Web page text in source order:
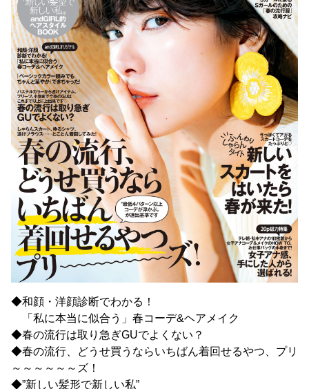
◆和顔・洋顔診断でわかる！
「私に本当に似合う」春コーデ&ヘアメイク
◆春の流行は取り急ぎGUでよくない？
◆春の流行、どうせ買うならいちばん着回せるやつ、プリ
～～～～～～ズ！
◆”新しい髪形で新しい私”